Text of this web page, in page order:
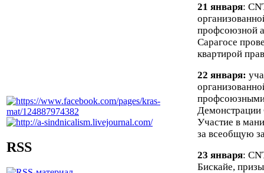
RSS
21 января:
профсоюзной
Сарагосе
квартирой
22 января:
Демонстрации
Участие в
за всеобщую
23 января:
Бискайе,